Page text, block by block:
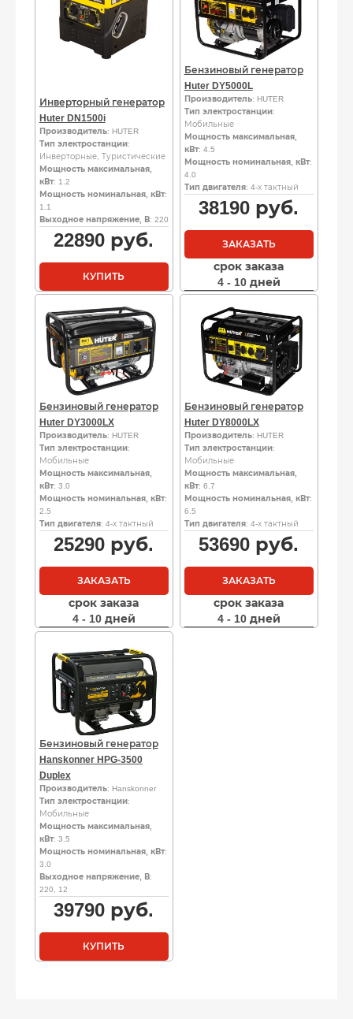
Инверторный генератор
Huter DN1500i
Производитель: HUTER
Тип электростанции:
Инверторные, Туристические
Мощность максимальная,
кВт: 1.2
Мощность номинальная, кВт:
1.1
Выходное напряжение, В: 220
22890 руб.
КУПИТЬ
Бензиновый генератор
Huter DY5000L
Производитель: HUTER
Тип электростанции:
Мобильные
Мощность максимальная,
кВт: 4.5
Мощность номинальная, кВт:
4.0
Тип двигателя: 4-х тактный
38190 руб.
ЗАКАЗАТЬ
срок заказа
4 - 10 дней
Бензиновый генератор
Huter DY3000LX
Производитель: HUTER
Тип электростанции:
Мобильные
Мощность максимальная,
кВт: 3.0
Мощность номинальная, кВт:
2.5
Тип двигателя: 4-х тактный
25290 руб.
ЗАКАЗАТЬ
срок заказа
4 - 10 дней
Бензиновый генератор
Huter DY8000LX
Производитель: HUTER
Тип электростанции:
Мобильные
Мощность максимальная,
кВт: 6.7
Мощность номинальная, кВт:
6.5
Тип двигателя: 4-х тактный
53690 руб.
ЗАКАЗАТЬ
срок заказа
4 - 10 дней
Бензиновый генератор
Hanskonner HPG-3500
Duplex
Производитель: Hanskonner
Тип электростанции:
Мобильные
Мощность максимальная,
кВт: 3.5
Мощность номинальная, кВт:
3.0
Выходное напряжение, В:
220, 12
39790 руб.
КУПИТЬ